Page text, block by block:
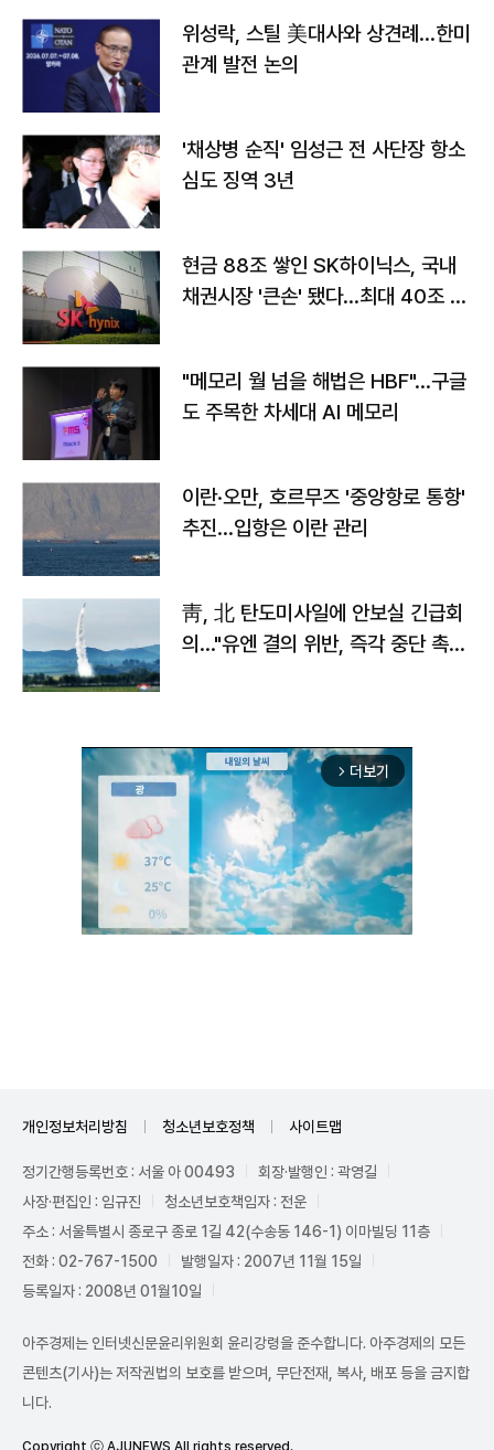
위성락, 스틸 美대사와 상견례…한미
관계 발전 논의
'채상병 순직' 임성근 전 사단장 항소
심도 징역 3년
현금 88조 쌓인 SK하이닉스, 국내
채권시장 '큰손' 됐다…최대 40조 투
"메모리 월 넘을 해법은 HBF"…구글
도 주목한 차세대 AI 메모리
이란·오만, 호르무즈 '중앙항로 통항'
추진…입항은 이란 관리
靑, 北 탄도미사일에 안보실 긴급회
의…"유엔 결의 위반, 즉각 중단 촉
arrow_forward_ios 더보기
개인정보처리방침 청소년보호정책 사이트맵
정기간행등록번호 : 서울 아 00493
회장·발행인 : 곽영길
사장·편집인 : 임규진
청소년보호책임자 : 전운
주소 : 서울특별시 종로구 종로 1길 42(수송동 146-1) 이마빌딩 11층
전화 : 02-767-1500
발행일자 : 2007년 11월 15일
등록일자 : 2008년 01월10일
아주경제는 인터넷신문윤리위원회 윤리강령을 준수합니다. 아주경제의 모든
콘텐츠(기사)는 저작권법의 보호를 받으며, 무단전재, 복사, 배포 등을 금지합
니다.
Copyright ⓒ AJUNEWS All rights reserved.